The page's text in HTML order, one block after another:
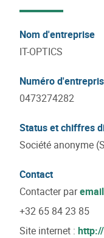
Nom d'entreprise
IT-OPTICS
Numéro
0473274282
Status et chiffres
Société anonyme
Contact
Contacter paremail
+32 65 84 23 85
Site internet :